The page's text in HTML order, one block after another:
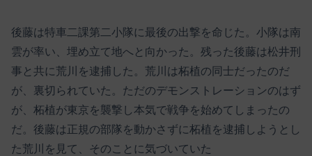
後藤は特車二課第二小隊に最後の出撃を命じた。小隊は南
雲が率い、埋め立て地へと向かった。残った後藤は松井刑
事と共に荒川を逮捕した。荒川は柘植の同士だったのだ
が、裏切られていた。ただのデモンストレーションのはず
が、柘植が東京を襲撃し本気で戦争を始めてしまったの
だ。後藤は正規の部隊を動かさずに柘植を逮捕しようとし
た荒川を見て、そのことに気づいていた